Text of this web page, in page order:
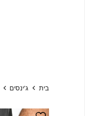
בית ג'ינסים